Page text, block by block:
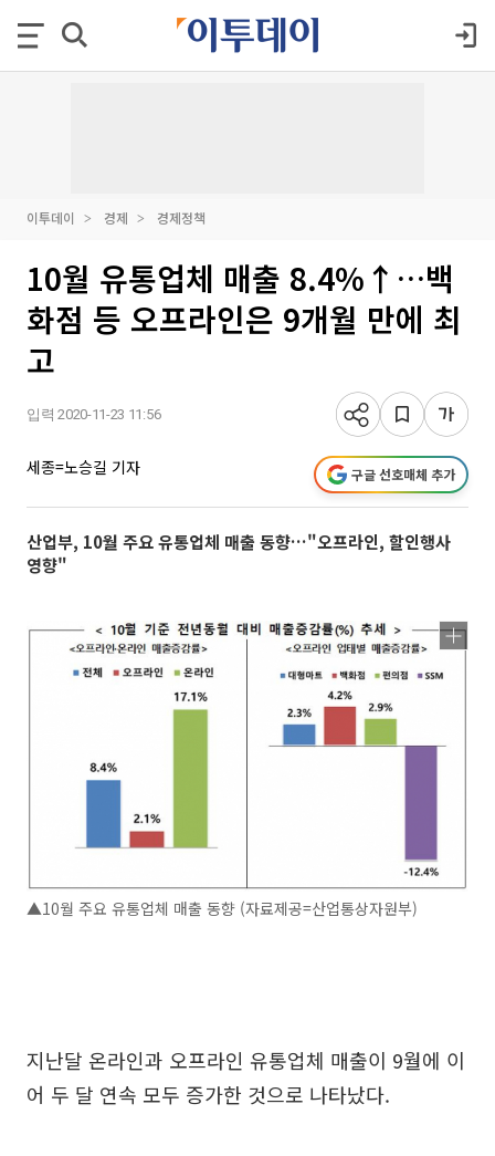
이투데이 경제 경제정책
10월 유통업체 매출 8.4%↑…백
화점 등 오프라인은 9개월 만에 최
고
입력 2020-11-23 11:56
세종=노승길 기자 구글 선호매체 추가
산업부, 10월 주요 유통업체 매출 동향…"오프라인, 할인행사
영향"
▲10월 주요 유통업체 매출 동향 (자료제공=산업통상자원부)
지난달 온라인과 오프라인 유통업체 매출이 9월에 이
어 두 달 연속 모두 증가한 것으로 나타났다.